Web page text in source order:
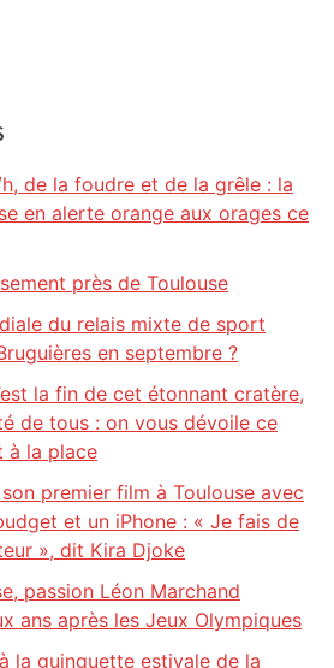
de la foudre et de la grêle : la
en alerte orange aux orages ce
près de Toulouse
du relais mixte de sport
en septembre ?
la fin de cet étonnant cratère,
de tous : on vous dévoile ce
à la place
son premier film à Toulouse avec
et un iPhone : « Je fais de
», dit Kira Djoke
passion Léon Marchand
ans après les Jeux Olympiques
la guinguette estivale de la